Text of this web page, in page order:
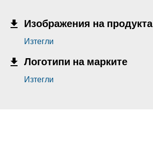
Изображения на продукта
Изтегли
Логотипи на марките
Изтегли